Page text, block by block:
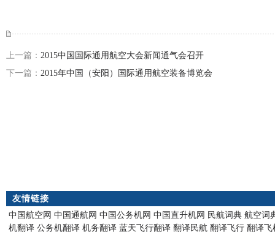
上一篇： 2015中国国际通用航空大会新闻通气会召开
下一篇： 2015年中国（安阳）国际通用航空装备博览会
友情链接
中国航空网 中国通航网 中国公务机网 中国直升机网 民航词典 航空词
机翻译 公务机翻译 机务翻译 蓝天飞行翻译 翻译民航 翻译飞行 翻译飞